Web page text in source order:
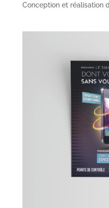
Conception et réalisation